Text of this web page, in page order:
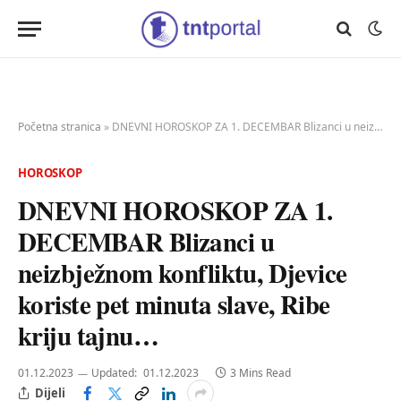
Početna stranica » DNEVNI HOROSKOP ZA 1. DECEMBAR Blizanci u neizbježnom konfliktu, Djevice koriste pet minuta slave, Ribe kriju tajnu…
HOROSKOP
DNEVNI HOROSKOP ZA 1.
DECEMBAR Blizanci u
neizbježnom konfliktu, Djevice
koriste pet minuta slave, Ribe
kriju tajnu…
01.12.2023 Updated: 01.12.2023 3 Mins Read
Dijeli